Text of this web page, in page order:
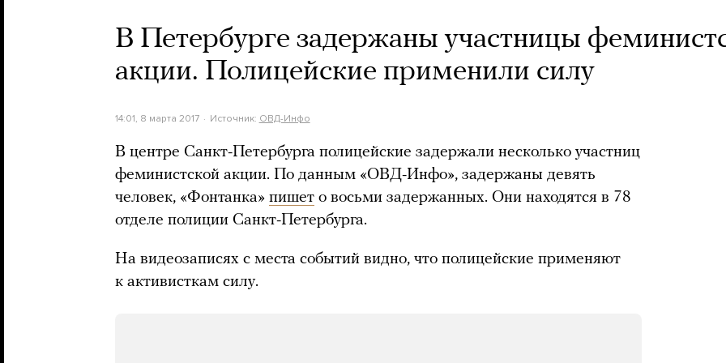
В Петербурге задержаны участницы
акции. Полицейские применили силу
14:01, 8 марта 2017 Источник: ОВД-Инфо
В центре Санкт-Петербурга полицейские задержали несколько участниц
феминистской акции. По данным «ОВД-Инфо», задержаны девять
человек, «Фонтанка» пишет о восьми задержанных. Они находятся в 78
отделе полиции Санкт-Петербурга.
На видеозаписях с места событий видно, что полицейские применяют
к активисткам силу.